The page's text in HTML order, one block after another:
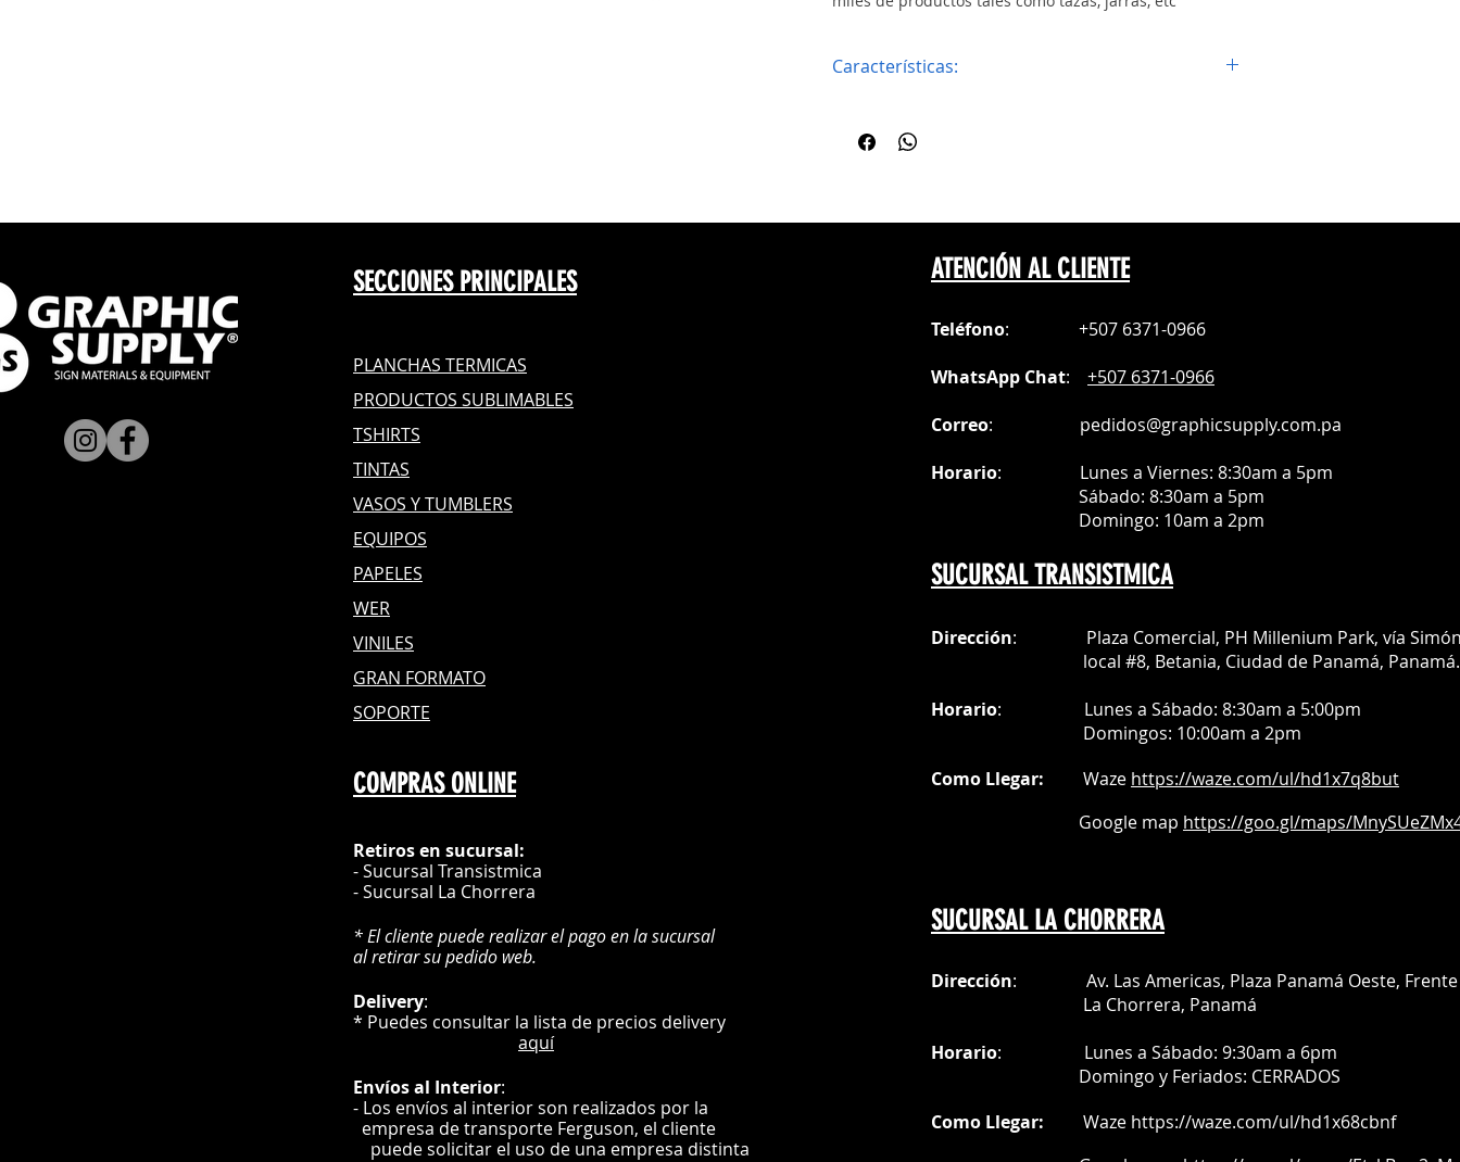
Características:
Cantidad por paquete: 50 unidades
Rango de temperatura: 0-446℉（0-230℃）
SECCIONES PRINCIPALES
PLANCHAS TERMICAS
PRODUCTOS SUBLIMABLES
TSHIRTS
TINTAS
VASOS Y TUMBLERS
EQUIPOS
PAPELES
WER
VINILES
GRAN FORMATO
SOPORTE
COMPRAS ONLINE
Retiros en sucursal:
- Sucursal Transistmica
- Sucursal La Chorrera
* El cliente puede realizar el pago en la sucursal
al retirar su pedido web.
Delivery:
* Puedes consultar la lista de precios delivery
aquí
Envíosal Interior:
- Los envíos al interior son realizados por la
empresa de transporte Ferguson, el cliente
puede solicitar el uso de una empresa distinta
ATENCIÓN AL CLIENTE
Teléfono: +507 6371-0966
WhatsApp Chat: +507 6371-0966
Correo: pedidos@graphicsupply.com.pa
Horario: Lunes a Viernes: 8:30am a 5pm
Sábado: 8:30am a 5pm
Domingo: 10am a 2pm
SUCURSAL TRANSISTMICA
Dirección: Plaza Comercial, PH Millenium Park, vía
local #8, Betania, Ciudad de Panamá, Panamá.
Horario: Lunes a Sábado: 8:30am a 5:00pm
Domingos: 10:00am a 2pm
Como Llegar: Waze https://waze.com/ul/hd1x7q8but
Google map https://goo.gl/maps/
SUCURSAL LA CHORRERA
Dirección: Av. Las Americas, Plaza Panamá Oeste, Frente
La Chorrera, Panamá
Horario: Lunes a Sábado: 9:30am a 6pm
Domingo y Feriados: CERRADOS
Como Llegar: Waze https://waze.com/ul/hd1x68cbnf